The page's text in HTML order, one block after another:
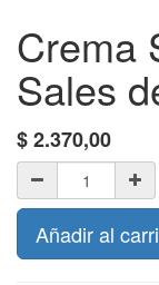
Crema
Sales
$2.370,00
Añadir al